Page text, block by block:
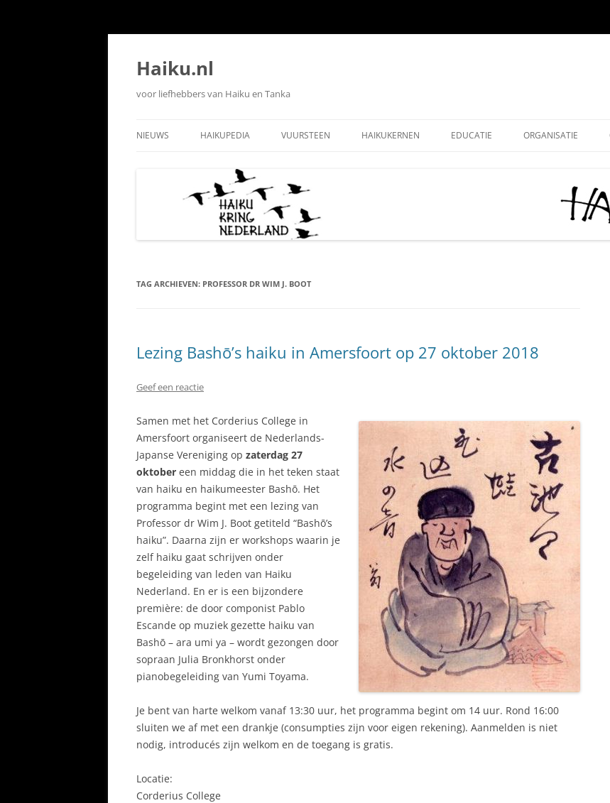
Ga
inhoud
Haiku.nl
voor liefhebbers van Haiku en Tanka
NIEUWS HAIKUPEDIA VUURSTEEN
VUURSTEEN OUDE EDITIES
VUURSTEEN – KUKAI
HAIKUKERNEN EDUCATIE ORGANISATIE
HAIKU STICHTING
MONOKU
MERCKEN
KIDS HAIKU WEDSTRIJD
TAG ARCHIEVEN: PROFESSOR DR WIM J. BOOT
Lezing Bashō’s haiku in Amersfoort op 27 oktober 2018
Geef een reactie
Samen met het Corderius College in
Amersfoort organiseert de Nederlands-
Japanse Vereniging op zaterdag 27
oktober een middag die in het teken staat
van haiku en haikumeester Bashō. Het
programma begint met een lezing van
Professor dr Wim J. Boot getiteld “Bashō’s
haiku”. Daarna zijn er workshops waarin je
zelf haiku gaat schrijven onder
begeleiding van leden van Haiku
Nederland. En er is een bijzondere
première: de door componist Pablo
Escande op muziek gezette haiku van
Bashō – ara umi ya – wordt gezongen door
sopraan Julia Bronkhorst onder
pianobegeleiding van Yumi Toyama.
Je bent van harte welkom vanaf 13:30 uur, het programma begint om 14 uur. Rond 16:00
sluiten we af met een drankje (consumpties zijn voor eigen rekening). Aanmelden is niet
nodig, introducés zijn welkom en de toegang is gratis.
Locatie:
Corderius College